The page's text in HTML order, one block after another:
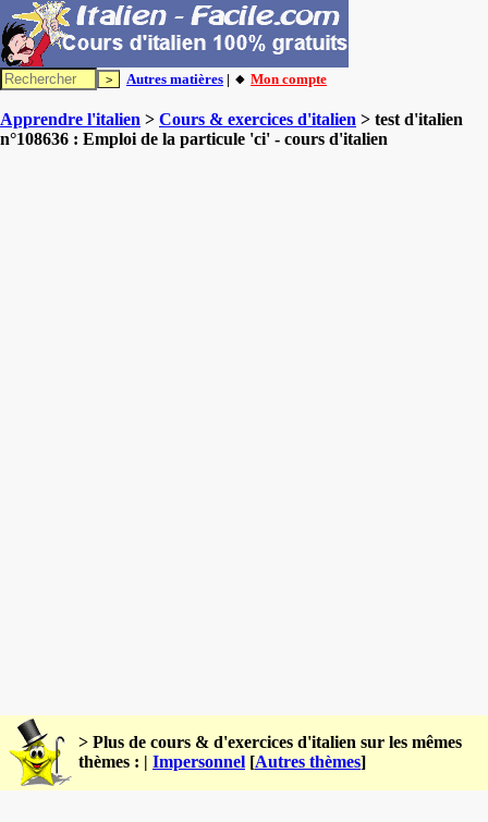
Autres matières | 🔸 Mon compte
Apprendre l'italien > Cours & exercices d'italien > test d'italien
n°108636 : Emploi de la particule 'ci' - cours d'italien
> Plus de cours & d'exercices d'italien sur les mêmes
thèmes : | Impersonnel [Autres thèmes]